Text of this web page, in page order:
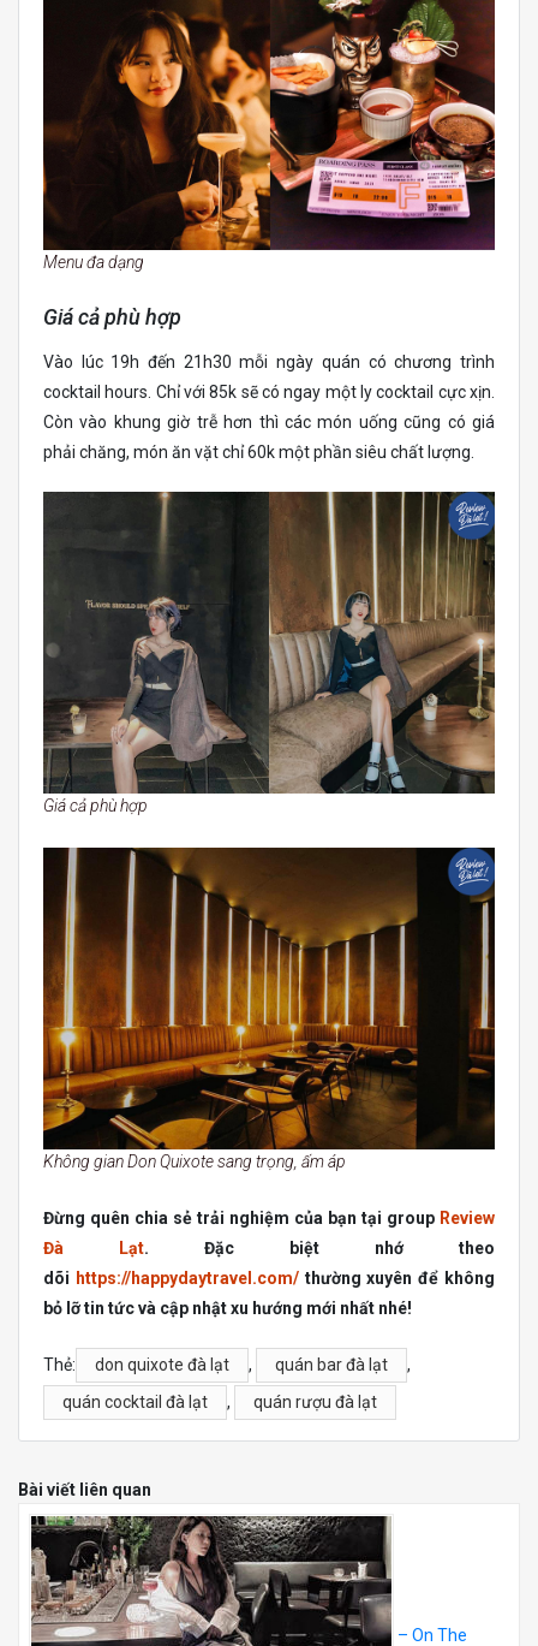
Menu đa dạng
Giá cả phù hợp
Vào lúc 19h đến 21h30 mỗi ngày quán có chương trình
cocktail hours. Chỉ với 85k sẽ có ngay một ly cocktail cực xịn.
Còn vào khung giờ trễ hơn thì các món uống cũng có giá
phải chăng, món ăn vặt chỉ 60k một phần siêu chất lượng.
Giá cả phù hợp
Không gian Don Quixote sang trọng, ấm áp
Đừng quên chia sẻ trải nghiệm của bạn tại group Review
Đà Lạt. Đặc biệt nhớ theo
dõi https://happydaytravel.com/thường xuyên để không
bỏ lỡ tin tức và cập nhật xu hướng mới nhất nhé!
Thẻ: don quixote đà lạt , quán bar đà lạt
,
quán cocktail đà lạt
, quán rượu đà lạt
Bài viết liên quan
– On The